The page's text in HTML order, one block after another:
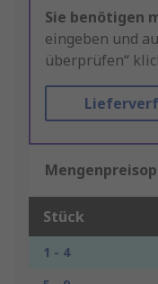
Sie benötigen
eingeben und
überprüfen“
Stück
1 - 4